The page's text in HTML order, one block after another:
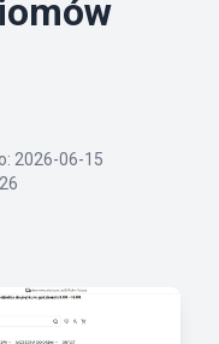
2026-06-15